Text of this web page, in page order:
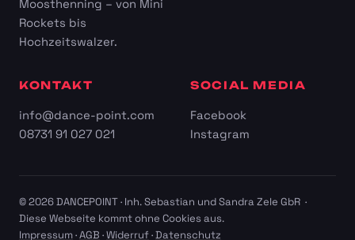
Moosthenning – von Mini
Rockets bis
Hochzeitswalzer.
KONTAKT
info@dance-point.com
08731 91 027 021
SOCIAL MEDIA
Facebook
Instagram
© 2026 DANCEPOINT · Inh. Sebastian und Sandra Zele GbR ·
Diese Webseite kommt ohne Cookies aus.
Impressum·AGB ·Widerruf·Datenschutz